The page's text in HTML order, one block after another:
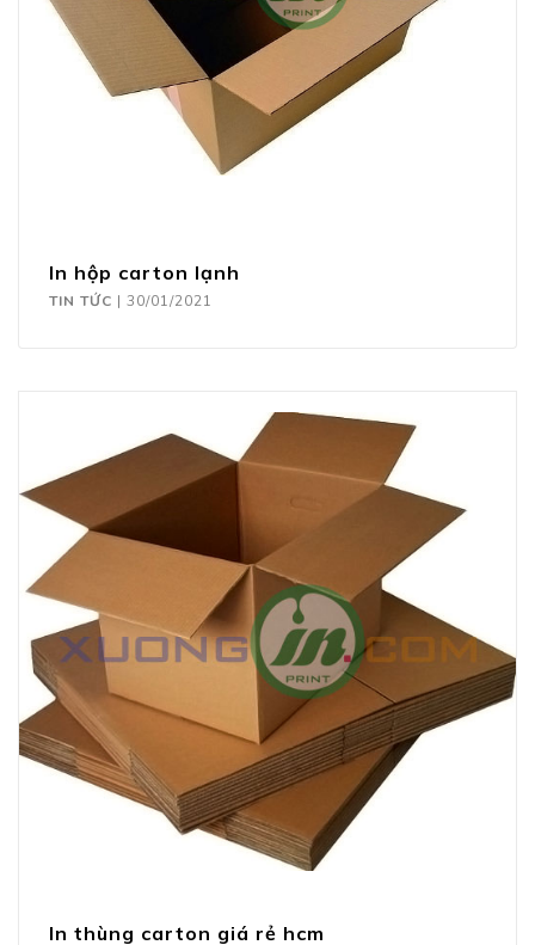
In hộp carton lạnh
TIN TỨC | 30/01/2021
In thùng carton giá rẻ hcm